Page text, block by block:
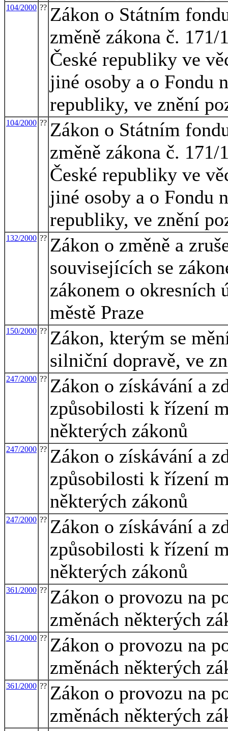
104/2000 ?? Zákon o Státním
změně zákona č.
České republiky ve
jiné osoby a o Fondu
republiky, ve znění
104/2000 ?? Zákon o Státním
změně zákona č.
České republiky ve
jiné osoby a o Fondu
republiky, ve znění
132/2000 ?? Zákon o změně a
souvisejících se
zákonem o okresních
městě Praze
150/2000 ?? Zákon, kterým se
silniční dopravě, ve
247/2000 ?? Zákon o získávání a
způsobilosti k řízení
některých zákonů
247/2000 ?? Zákon o získávání a
způsobilosti k řízení
některých zákonů
247/2000 ?? Zákon o získávání a
způsobilosti k řízení
některých zákonů
361/2000 ?? Zákon o provozu na
změnách některých
361/2000 ?? Zákon o provozu na
změnách některých
361/2000 ?? Zákon o provozu na
změnách některých